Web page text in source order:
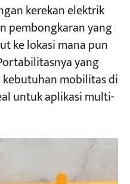
kerekan elektrik
pembongkaran yang
ke lokasi mana pun
yang
kebutuhan mobilitas di
untuk aplikasi multi-